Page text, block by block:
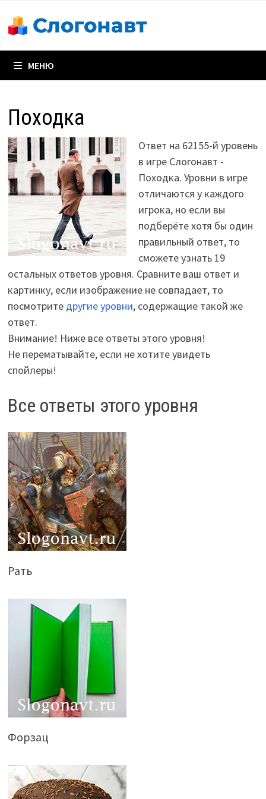
содержимому
МЕНЮ
Походка
Ответ на 62155-й уровень
в игре Слогонавт -
Походка. Уровни в игре
отличаются у каждого
игрока, но если вы
подберёте хотя бы один
правильный ответ, то
сможете узнать 19
остальных ответов уровня. Сравните ваш ответ и
картинку, если изображение не совпадает, то
посмотрите другие уровни, содержащие такой же
ответ.
Внимание! Ниже все ответы этого уровня!
Не перематывайте, если не хотите увидеть
спойлеры!
Все ответы этого уровня
Рать
Форзац